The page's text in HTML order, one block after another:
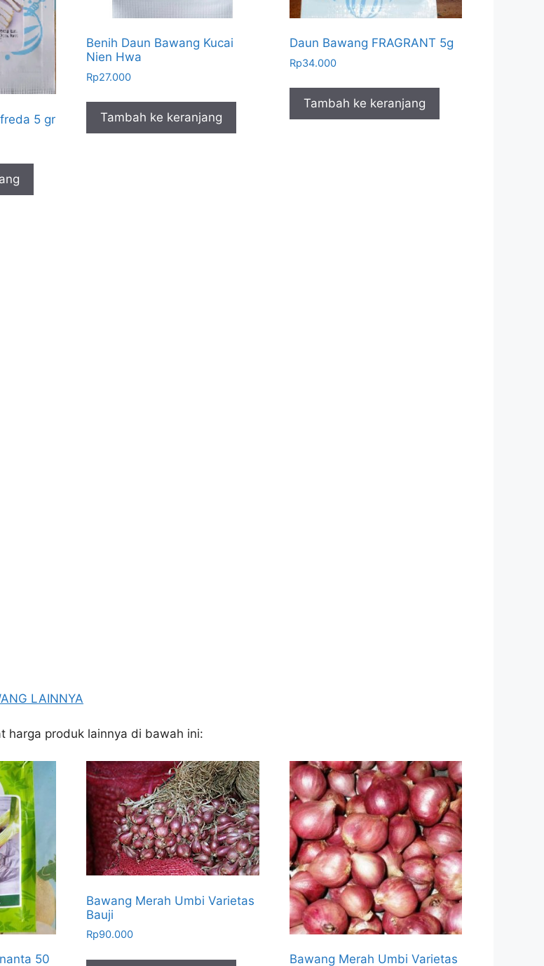
5 gr
Benih Daun Bawang Kucai
Nien Hwa
Rp27.000
Tambah ke keranjang
Daun Bawang FRAGRANT 5g
Rp34.000
Tambah ke keranjang
LAINNYA
harga produk lainnya di bawah ini:
50
Bawang Merah Umbi Varietas
Bauji
Rp90.000
Bawang Merah Umbi Varietas